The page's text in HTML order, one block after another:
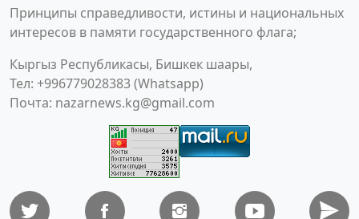
Принципы справедливости, истины и национальных
интересов в памяти государственного флага;
Кыргыз Республикасы, Бишкек шаары,
Тел: +996779028383 (Whatsapp)
Почта: nazarnews.kg@gmail.com